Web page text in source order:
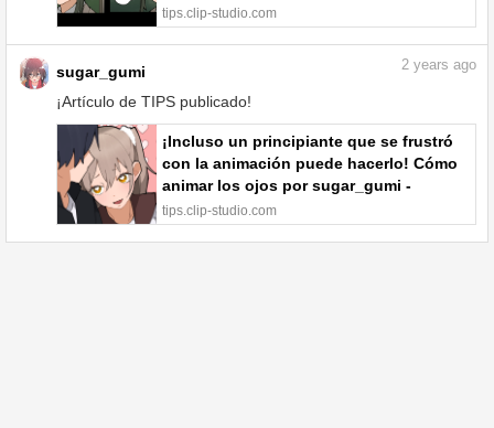
Tutoriales en comunidad | CLIP STUDIO
TIPS
tips.clip-studio.com
sugar_gumi
¡Artículo de TIPS publicado!
2 years ago
¡Incluso un principiante que se frustró
con la animación puede hacerlo! Cómo
animar los ojos por sugar_gumi -
Tutoriales en comunidad | CLIP STUDIO
TIPS
tips.clip-studio.com